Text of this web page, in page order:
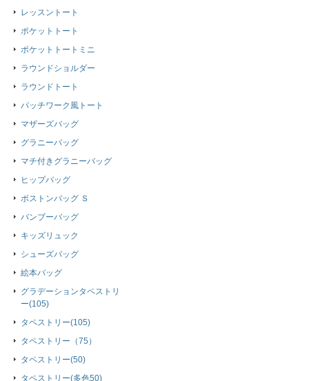
レッスントート
ポケットトート
ポケットトートミニ
ラウンドショルダー
ラウンドトート
パッチワーク風トート
マザーズバッグ
グラニーバッグ
マチ付きグラニーバッグ
ヒップバッグ
ボストンバッグ Ｓ
バンブーバッグ
キッズリュック
シューズバッグ
絵本バッグ
グラデーションタペストリ
ー(105)
タペストリー(105)
タペストリー（75）
タペストリー(50)
タペストリー(多色50)